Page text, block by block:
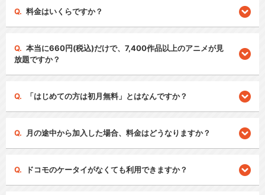
料金はいくらですか？
本当に660円(税込)だけで、7,400作品以上のアニメが見
放題ですか？
「はじめての方は初月無料」とはなんですか？
月の途中から加入した場合、料金はどうなりますか？
ドコモのケータイがなくても利用できますか？